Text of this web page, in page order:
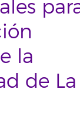
la
de La